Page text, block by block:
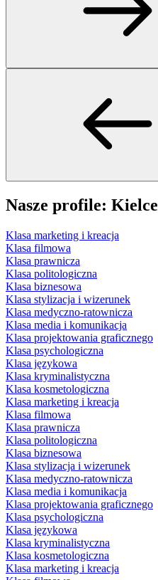
Nasze profile: Kielce
Klasa marketing i kreacja
Klasa filmowa
Klasa prawnicza
Klasa politologiczna
Klasa biznesowa
Klasa stylizacja i wizerunek
Klasa medyczno-ratownicza
Klasa media i komunikacja
Klasa projektowania graficznego
Klasa psychologiczna
Klasa językowa
Klasa kryminalistyczna
Klasa kosmetologiczna
Klasa marketing i kreacja
Klasa filmowa
Klasa prawnicza
Klasa politologiczna
Klasa biznesowa
Klasa stylizacja i wizerunek
Klasa medyczno-ratownicza
Klasa media i komunikacja
Klasa projektowania graficznego
Klasa psychologiczna
Klasa językowa
Klasa kryminalistyczna
Klasa kosmetologiczna
Klasa marketing i kreacja